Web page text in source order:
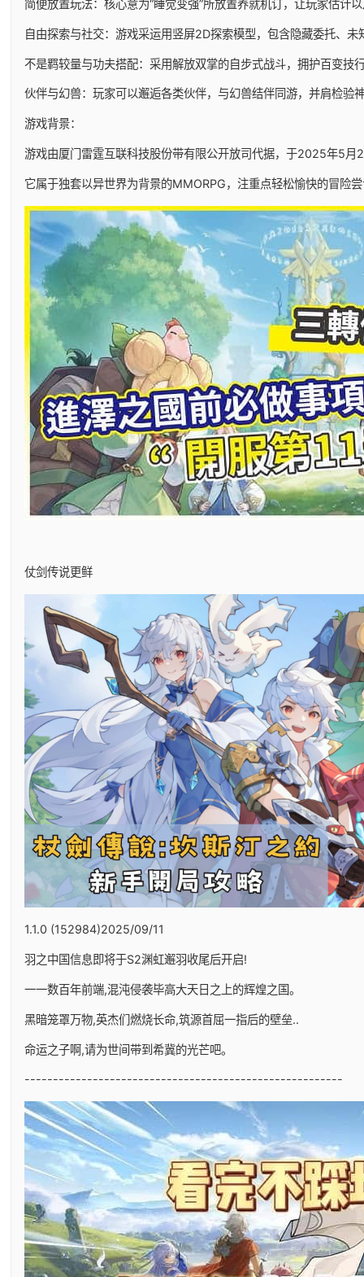
简便放置玩法：核心意为“睡觉变强”所放置养就机订，让玩家估计
自由探索与社交：游戏采运用竖屏2D探索模型，包含隐藏委托、
不是羁较量与功夫搭配：采用解放双掌的自步式战斗，拥护百变技
伙伴与幻兽：玩家可以邂逅各类伙伴，与幻兽结伴同游，并肩检验
游戏背景：
游戏由厦门雷霆互联科技股份带有限公开放司代据，于2025年5
它属于独套以异世界为背景的MMORPG，注重点轻松愉快的冒险
仗剑传说更鲜
1.1.0 (152984)2025/09/11
羽之中国信息即将于S2渊虹邂羽收尾后开启!
一一数百年前端,混沌侵袭毕高大天日之上的辉煌之国。
黑暗笼罩万物,英杰们燃烧长命,筑源首屈一指后的壁垒..
命运之子啊,请为世间带到希冀的光芒吧。
--------------------------------------------------------